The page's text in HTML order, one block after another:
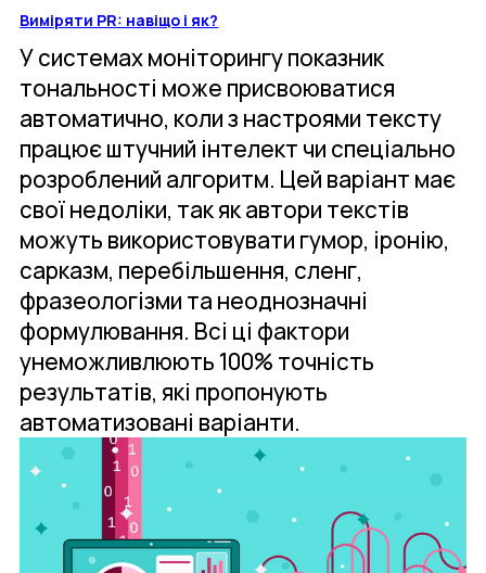
Виміряти PR: навіщо і як?
У системах моніторингу показник
тональності може присвоюватися
автоматично, коли з настроями тексту
працює штучний інтелект чи спеціально
розроблений алгоритм. Цей варіант має
свої недоліки, так як автори текстів
можуть використовувати гумор, іронію,
сарказм, перебільшення, сленг,
фразеологізми та неоднозначні
формулювання. Всі ці фактори
унеможливлюють 100% точність
результатів, які пропонують
автоматизовані варіанти.